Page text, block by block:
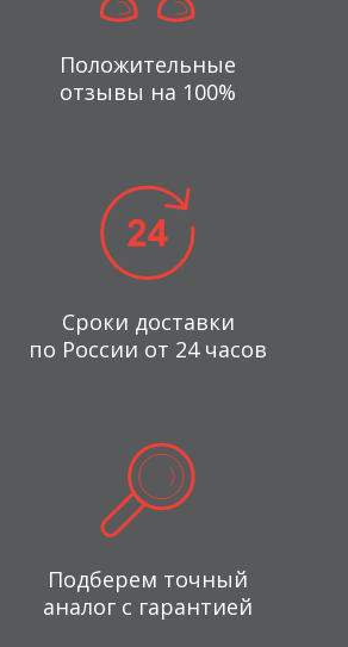
Положительные
отзывы на 100%
Сроки доставки
по России от 24 часов
Подберем точный
аналог с гарантией